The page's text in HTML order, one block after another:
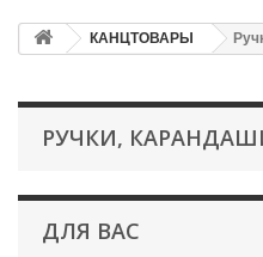
КАНЦТОВАРЫ
РУЧКИ,
ДЛЯ ВАС